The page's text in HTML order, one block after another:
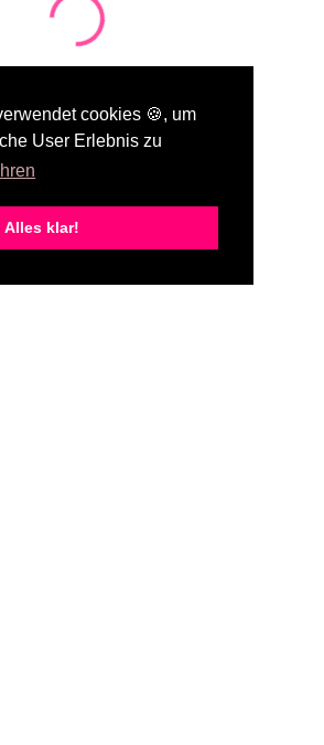
cookies 🍪, um
User Erlebnis zu
Alles klar!
sein